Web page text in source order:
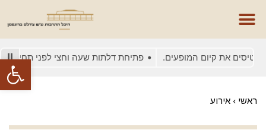
פתח את קיום המופעים. פתיחת דלתות שעה וחצי לפני תחילת
ראשי › אירוע